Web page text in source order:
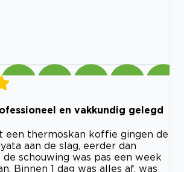
en vakkundig gelegd
een thermoskan koffie gingen de
aan de slag, eerder dan
schouwing was pas een week
Binnen 1 dag was alles af, was